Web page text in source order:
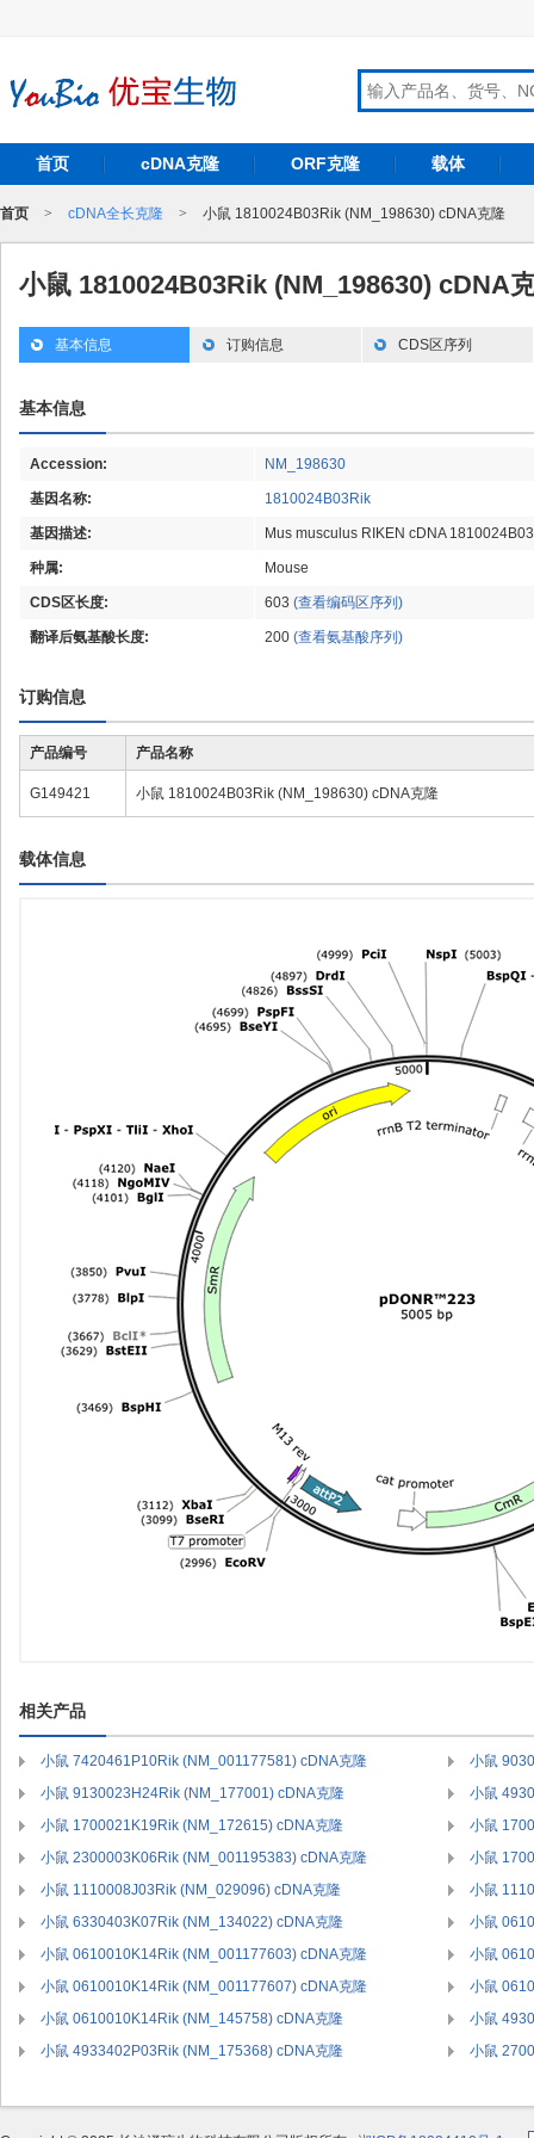
首页 cDNA克隆 ORF克隆 载体
首页 > cDNA全长克隆 > 小鼠 1810024B03Rik (NM_198630) cDNA克隆
小鼠 1810024B03Rik (NM_198630) cDNA
基本信息 订购信息 CDS区序列
基本信息
Accession: NM_198630
基因名称: 1810024B03Rik
基因描述: Mus musculus RIKEN cDNA
种属: Mouse
CDS区长度: 603 (查看编码区序列)
翻译后氨基酸长度: 200 (查看氨基酸序列)
订购信息
产品编号 产品名称
G149421 小鼠 1810024B03Rik (NM_198630) cDNA克隆
载体信息
相关产品
小鼠 7420461P10Rik (NM_001177581) cDNA克隆
小鼠
小鼠 9130023H24Rik (NM_177001) cDNA克隆
小鼠
小鼠 1700021K19Rik (NM_172615) cDNA克隆
小鼠
小鼠 2300003K06Rik (NM_001195383) cDNA克隆
小鼠
小鼠 1110008J03Rik (NM_029096) cDNA克隆
小鼠
小鼠 6330403K07Rik (NM_134022) cDNA克隆
小鼠
小鼠 0610010K14Rik (NM_001177603) cDNA克隆
小鼠
小鼠 0610010K14Rik (NM_001177607) cDNA克隆
小鼠
小鼠 0610010K14Rik (NM_145758) cDNA克隆
小鼠
小鼠 4933402P03Rik (NM_175368) cDNA克隆
小鼠